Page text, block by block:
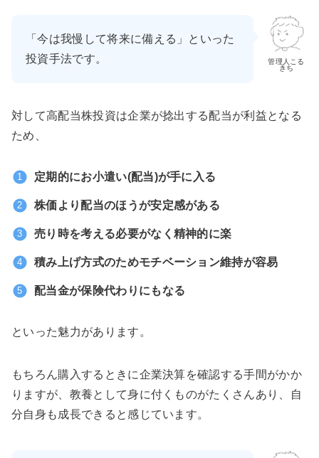
管理人こる
きち
「今は我慢して将来に備える」といった
投資手法です。
対して高配当株投資は企業が捻出する配当が利益となる
ため、
定期的にお小遣い(配当)が手に入る
株価より配当のほうが安定感がある
売り時を考える必要がなく精神的に楽
積み上げ方式のためモチベーション維持が容易
配当金が保険代わりにもなる
といった魅力があります。
もちろん購入するときに企業決算を確認する手間がかか
りますが、教養として身に付くものがたくさんあり、自
分自身も成長できると感じています。